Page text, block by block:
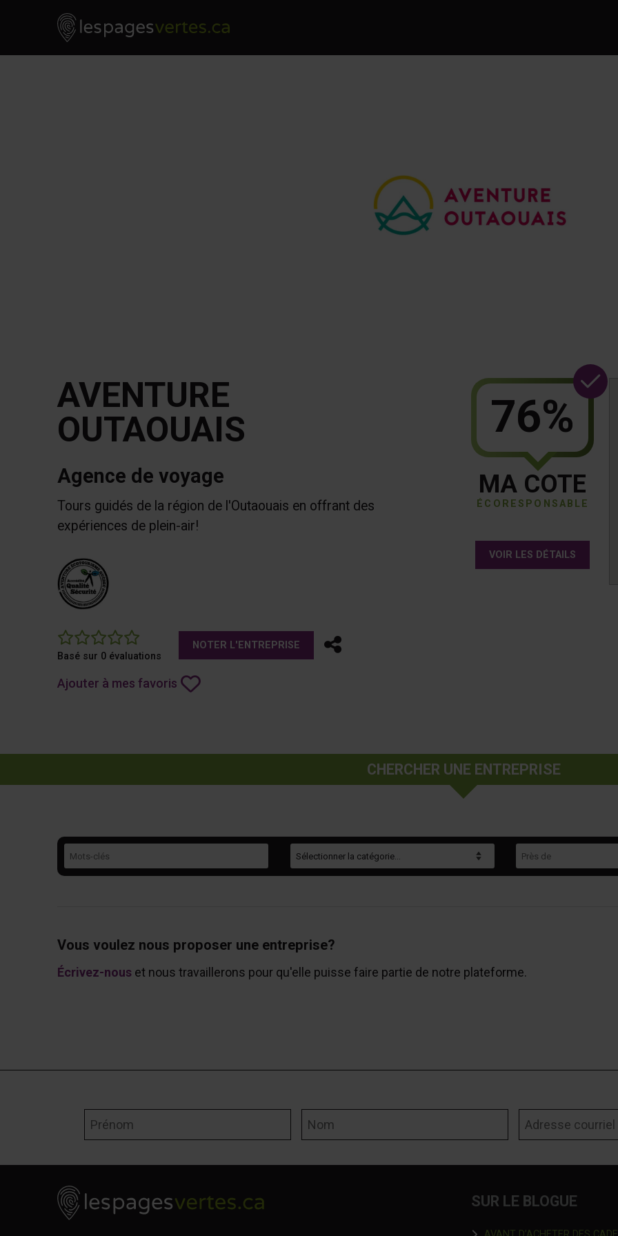
Skip to contentLes Pages Vertes - Go to homepage
AVENTURE
OUTAOUAIS
Agence de voyage
Tours guidés de la région de l'Outaouais en offrant des
expériences de plein-air!
0
Basé sur 0 évaluations
NOTER L'ENTREPRISE Partager
Ajouter à mes favoris
76%
MA COTE
ÉCORESPONSABLE
VOIR LES DÉTAILS
CHERCHER UNE ENTREPRISE
Vous voulez nous proposer une entreprise?
Écrivez-nouset nous travaillerons pour qu'elle puisse faire partie de notre plateforme.
SUR LE BLOGUE